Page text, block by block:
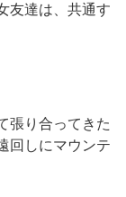
友達は、共通す
張り合ってきた
回しにマウンテ